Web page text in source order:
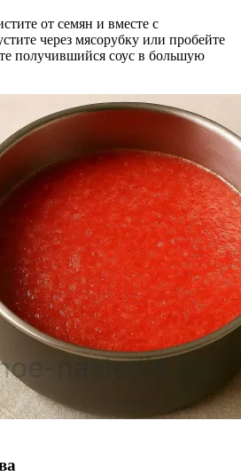
от семян и вместе с
через мясорубку или пробейте
получившийся соус в большую